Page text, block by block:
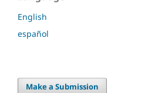
English
español
Make a Submission